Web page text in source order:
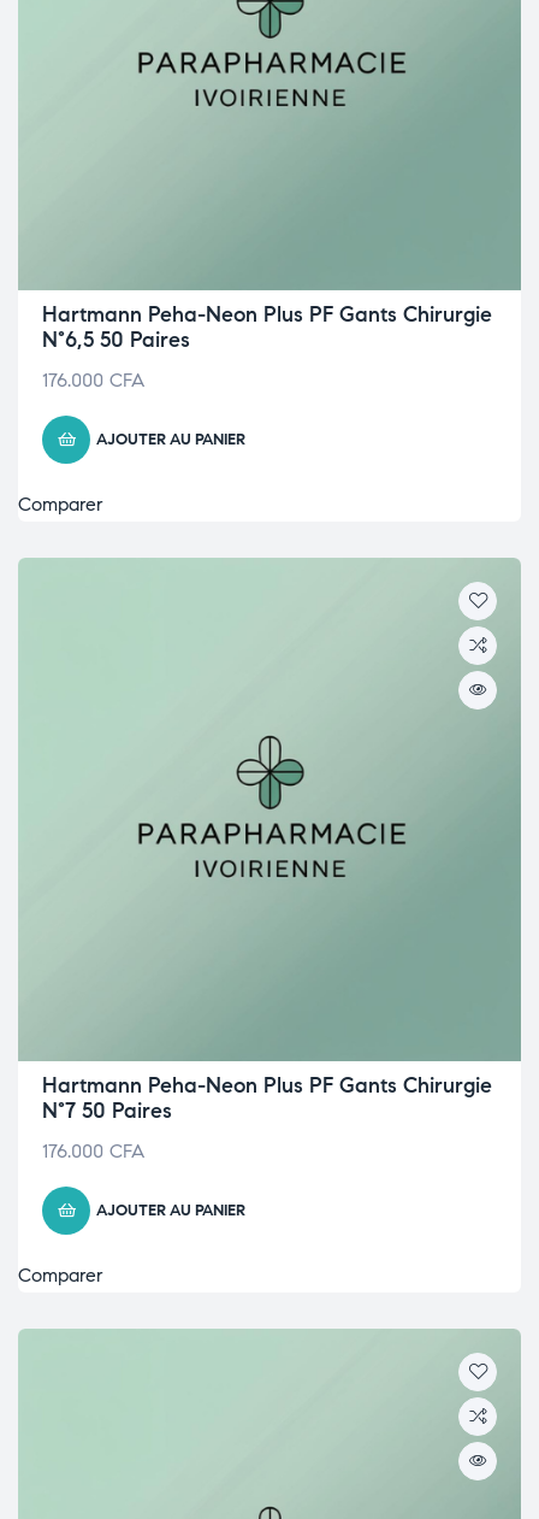
Hartmann Peha-Neon Plus PF Gants Chirurgie
N°6,5 50 Paires
176.000 CFA
AJOUTER AU PANIER
Comparer
Hartmann Peha-Neon Plus PF Gants Chirurgie
N°7 50 Paires
176.000 CFA
AJOUTER AU PANIER
Comparer